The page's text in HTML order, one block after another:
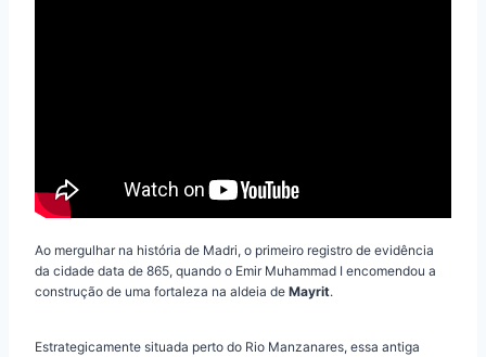
Ao mergulhar na história de Madri, o primeiro registro de evidência
da cidade data de 865, quando o Emir Muhammad I encomendou a
construção de uma fortaleza na aldeia de Mayrit.
Estrategicamente situada perto do Rio Manzanares, essa antiga